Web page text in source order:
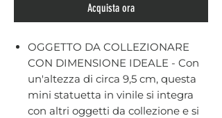
Acquista ora
OGGETTO DA COLLEZIONARE
CON DIMENSIONE IDEALE - Con
un'altezza di circa 9,5 cm, questa
mini statuetta in vinile si integra
con altri oggetti da collezione e si